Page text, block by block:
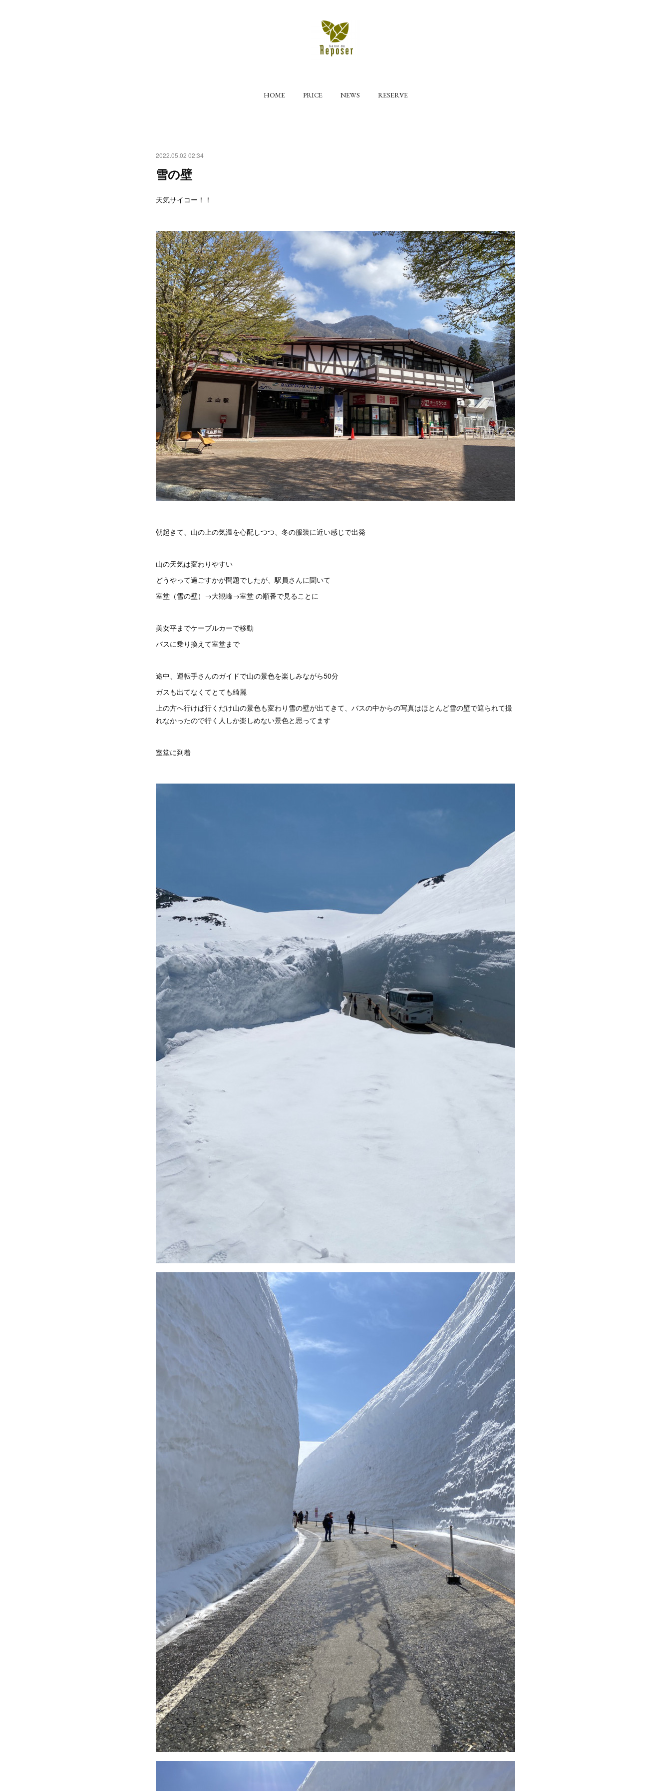
HOME PRICE NEWS RESERVE
2022.05.02 02:34
雪の壁
天気サイコー！！
朝起きて、山の上の気温を心配しつつ、冬の服装に近い感じで出発
山の天気は変わりやすい
どうやって過ごすかが問題でしたが、駅員さんに聞いて
室堂（雪の壁）→大観峰→室堂 の順番で見ることに
美女平までケーブルカーで移動
バスに乗り換えて室堂まで
途中、運転手さんのガイドで山の景色を楽しみながら50分
ガスも出てなくてとても綺麗
上の方へ行けば行くだけ山の景色も変わり雪の壁が出てきて、バスの中からの写真はほとんど雪の壁で遮られて撮
れなかったので行く人しか楽しめない景色と思ってます
室堂に到着